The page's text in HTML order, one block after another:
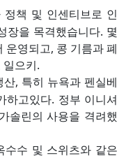
책 및 인센티브로 인
장을 목격했습니다. 몇
영되고, 콩 기름과 폐
으키.
, 특히 뉴욕과 펜실베
하고있다. 정부 이니셔
솔린의 사용을 격려했
수수 및 스위츠와 같은